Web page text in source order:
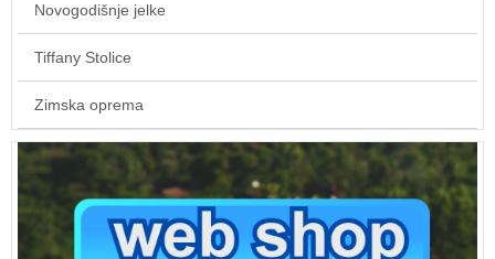
Novogodišnje jelke
Tiffany Stolice
Zimska oprema